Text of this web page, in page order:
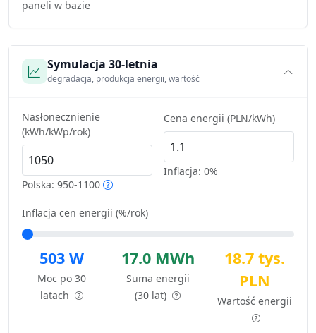
paneli w bazie
Symulacja 30-letnia
degradacja, produkcja energii, wartość
Nasłonecznienie
(kWh/kWp/rok)
Polska: 950-1100
Cena energii (PLN/kWh)
Inflacja: 0%
Inflacja cen energii (%/rok)
503 W
Moc po 30
latach
17.0 MWh
Suma energii
(30 lat)
18.7 tys.
PLN
Wartość energii